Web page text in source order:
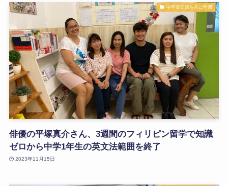
中学英文法を主に学習
俳優の平塚真介さん、3週間のフィリピン留学で知識
ゼロから中学1年生の英文法範囲を終了
2023年11月15日